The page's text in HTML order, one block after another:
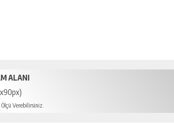
ALANI
Ölçü Verebilirsiniz.